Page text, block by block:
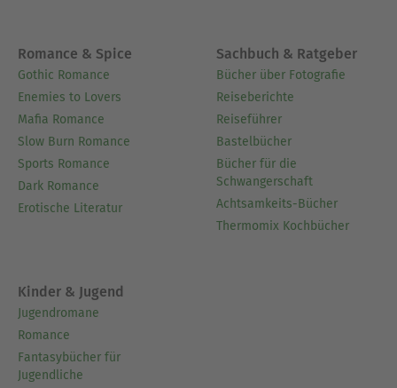
Romance & Spice
Gothic Romance
Enemies to Lovers
Mafia Romance
Slow Burn Romance
Sports Romance
Dark Romance
Erotische Literatur
Sachbuch & Ratgeber
Bücher über Fotografie
Reiseberichte
Reiseführer
Bastelbücher
Bücher für die
Schwangerschaft
Achtsamkeits-Bücher
Thermomix Kochbücher
Kinder & Jugend
Jugendromane
Romance
Fantasybücher für
Jugendliche